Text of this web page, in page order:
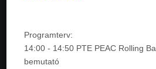
Programterv:
14:00 - 14:50 PTE PEAC Rolling
bemutató